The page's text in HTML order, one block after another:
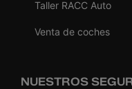
Taller RACC Auto
Venta de coches
NUESTROS